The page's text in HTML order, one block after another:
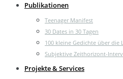
Publikationen
Teenager Manifest
30 Dates in 30 Tagen
100 kleine Gedichte über die
Subjektive Zeithorizont-
Projekte & Services